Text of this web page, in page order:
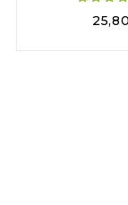
mit
25,80